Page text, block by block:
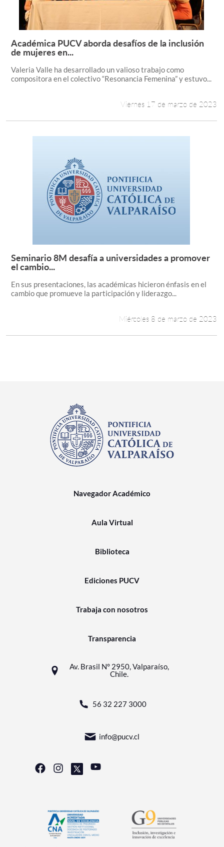
Leer más +
Académica PUCV aborda desafíos de la inclusión
de mujeres en...
Valeria Valle ha desarrollado un valioso trabajo como
compositora en el colectivo “Resonancia Femenina” y estuvo...
Viernes 17 de marzo de 2023
Leer más +
Seminario 8M desafía a universidades a promover
el cambio...
En sus presentaciones, las académicas hicieron énfasis en el
cambio que promueve la participación y liderazgo...
Miércoles 8 de marzo de 2023
Navegador Académico
Aula Virtual
Biblioteca
Ediciones PUCV
Trabaja con nosotros
Transparencia
Av. Brasil N° 2950, Valparaíso,
Chile.
56 32 227 3000
info@pucv.cl